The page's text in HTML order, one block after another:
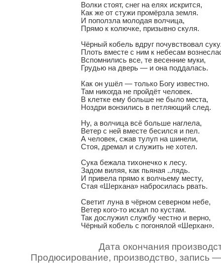
Волки стоят, снег на елях искрится,
Как же от стужи промёрзла земля.
И поползла молодая волчица,
Прямо к колючке, призывно скуля.
Чёрный кобель вдруг почувствовал
Плоть вместе с ним к небесам
Вспомнились все, те весенние муки,
Грудью на дверь — и она поддалась.
Как он ушёл — только Богу известно.
Там никогда не пройдёт человек.
В клетке ему больше не было места,
Ноздри вонзились в петляющий след.
Ну, а волчица всё больше наглела,
Ветер с ней вместе бесился и пел.
А человек, сжав тулуп на шинели,
Стоя, дремал и служить не хотел.
Сука бежала тихонечко к лесу.
Задом виляя, как пьяная ..лядь.
И привела прямо к волчьему месту,
Стая «Шерхана» набросилась рвать.
Светит луна в чёрном северном небе,
Ветер кого-то искал по кустам.
Так дослужил службу честно и верно,
Чёрный кобель с погонялой «Шерхан».
Дата окончания
Продюсирование, производство, запись